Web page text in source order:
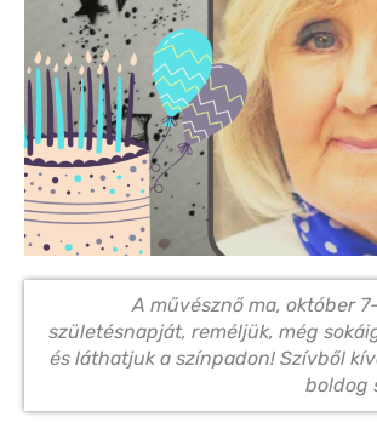
A művésznő ma, október
születésnapját, reméljük, még
és láthatjuk a színpadon! Szívből
boldog